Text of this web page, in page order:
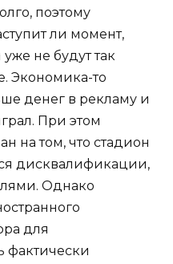
поэтому
ли момент,
не будут так
Экономика-то
денег в рекламу и
При этом
на том, что стадион
дисквалификации,
Однако
для
фактически